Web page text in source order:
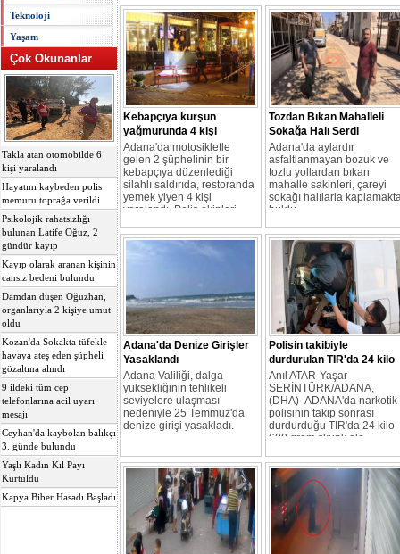
Teknoloji
Yaşam
Çok Okunanlar
Takla atan otomobilde 6
kişi yaralandı
Hayatını kaybeden polis
memuru toprağa verildi
Psikolojik rahatsızlığı
bulunan Latife Oğuz, 2
gündür kayıp
Kayıp olarak aranan kişinin
cansız bedeni bulundu
Damdan düşen Oğuzhan,
organlarıyla 2 kişiye umut
oldu
Kozan'da Sokakta tüfekle
havaya ateş eden şüpheli
gözaltına alındı
9 ildeki tüm cep
telefonlarına acil uyarı
mesajı
Ceyhan'da kaybolan balıkçı
3. günde bulundu
Yaşlı Kadın Kıl Payı
Kurtuldu
Kapya Biber Hasadı Başladı
Kebapçıya kurşun
yağmurunda 4 kişi
yaralandı
Adana'da motosikletle
gelen 2 şüphelinin bir
kebapçıya düzenlediği
silahlı saldırıda, restoranda
yemek yiyen 4 kişi
yaralandı. Polis ekipleri,
yakalamak için geniş çaplı
çalışma başlattı.
Tozdan Bıkan Mahalleli
Sokağa Halı Serdi
Adana'da aylardır
asfaltlanmayan bozuk ve
tozlu yollardan bıkan
mahalle sakinleri, çareyi
sokağı halılarla
buldu.
Adana'da Denize Girişler
Yasaklandı
Adana Valiliği, dalga
yüksekliğinin tehlikeli
seviyelere ulaşması
nedeniyle 25 Temmuz'da
denize girişi yasakladı.
Polisin takibiyle
durdurulan TIR'da 24 kilo
skunk ele geçirildi
Anıl ATAR-Yaşar
SERİNTÜRK/ADANA,
(DHA)- ADANA'da narkotik
polisinin takip sonrası
durdurduğu TIR'da 24 kilo
600 gram skunk ele
sürücü A.C.K. tutuklandı,
yanındaki S.Ç. isimli kadın
adli kontrolle serbest kaldı.